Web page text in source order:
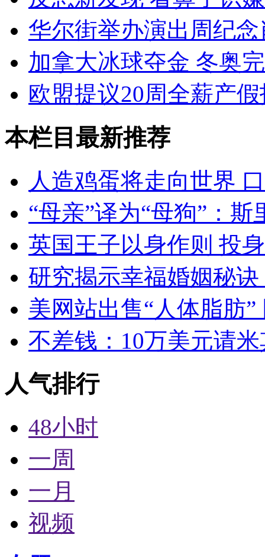
华尔街举办演出周纪
加拿大冰球夺金 冬奥
欧盟提议20周全薪产
本栏目最新推荐
人造鸡蛋将走向世界
“母亲”译为“母狗”：
英国王子以身作则 投
研究揭示幸福婚姻秘
美网站出售“人体脂肪
不差钱：10万美元请
人气排行
48小时
一周
一月
视频